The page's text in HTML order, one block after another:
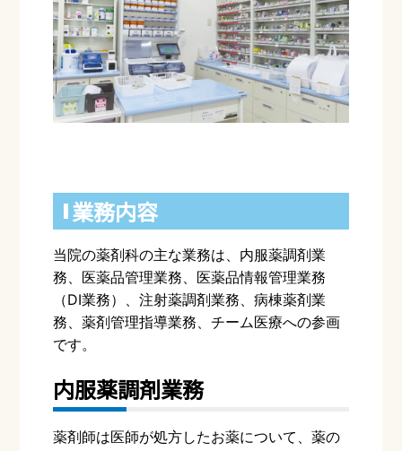
業務内容
当院の薬剤科の主な業務は、内服薬調剤業
務、医薬品管理業務、医薬品情報管理業務
（DI業務）、注射薬調剤業務、病棟薬剤業
務、薬剤管理指導業務、チーム医療への参画
です。
内服薬調剤業務
薬剤師は医師が処方したお薬について、薬の